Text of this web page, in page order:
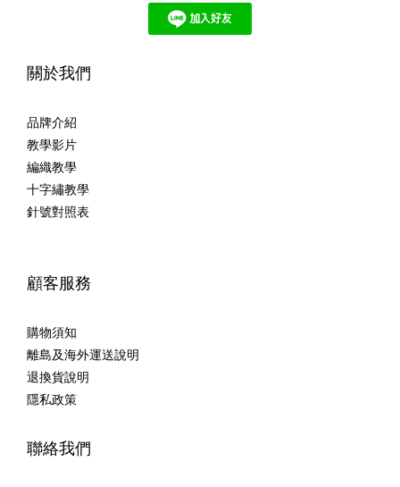
關於我們
品牌介紹
教學影片
編織教學
十字繡教學
針號對照表
顧客服務
購物須知
離島及海外運送說明
退換貨說明
隱私政策
聯絡我們